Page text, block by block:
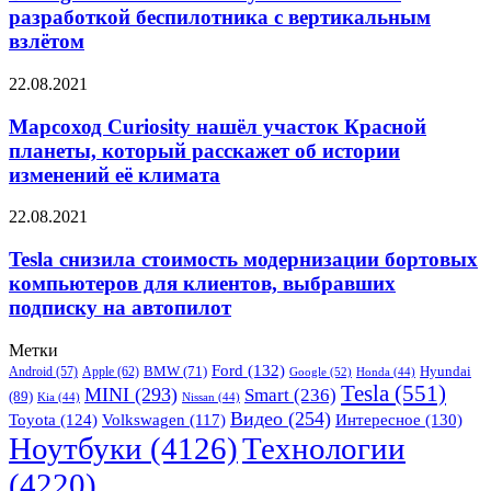
Air
займутся
совместной
беспилотника
вертикальным
взлётом
разработкой беспилотника с вертикальным
взлётом
Марсоход
нашёл
участок
Красной
планеты,
расскажет
истории
изменений
климата
22.08.2021
Марсоход Curiosity нашёл участок Красной
планеты, который расскажет об истории
изменений её климата
Tesla
стоимость
модернизации
бортовых
компьютеров
клиентов,
выбравших
подписку
на
автопилот
22.08.2021
Tesla снизила стоимость модернизации бортовых
компьютеров для клиентов, выбравших
подписку на автопилот
Метки
Android (57) Apple (62) BMW (71) Ford (132) Google (52) Honda (44) Hyundai
(89) Kia (44) MINI (293) Nissan (44) Smart (236) Tesla (551)
Toyota (124) Volkswagen (117) Видео (254) Интересное (130)
Ноутбуки (4126)Технологии